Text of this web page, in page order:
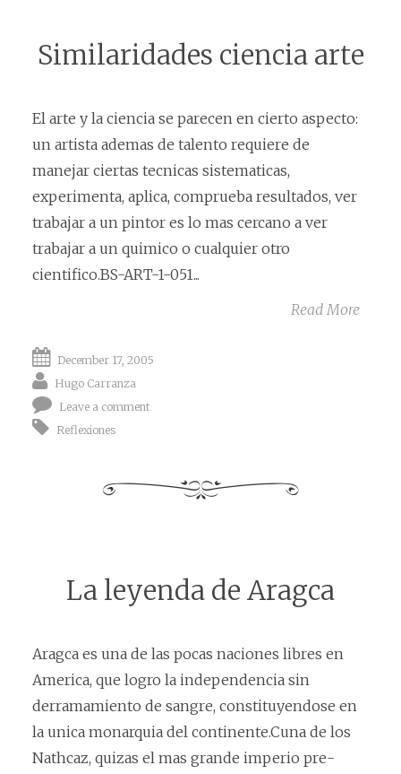
Similaridades ciencia arte
El arte y la ciencia se parecen en cierto aspecto:
un artista ademas de talento requiere de
manejar ciertas tecnicas sistematicas,
experimenta, aplica, comprueba resultados, ver
trabajar a un pintor es lo mas cercano a ver
trabajar a un quimico o cualquier otro
cientifico.BS-ART-1-051...
Read More
December 17, 2005
Hugo Carranza
Leave a comment
Reflexiones
La leyenda de Aragca
Aragca es una de las pocas naciones libres en
America, que logro la independencia sin
derramamiento de sangre, constituyendose en
la unica monarquia del continente.Cuna de los
Nathcaz, quizas el mas grande imperio pre-